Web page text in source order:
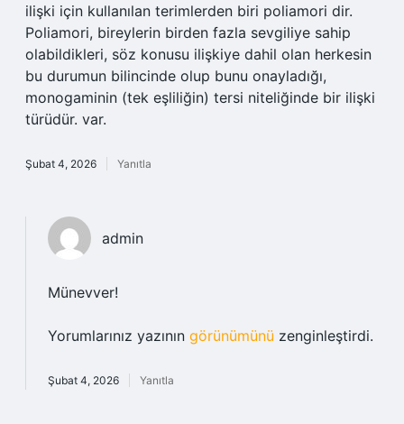
ilişki için kullanılan terimlerden biri poliamori dir.
Poliamori, bireylerin birden fazla sevgiliye sahip
olabildikleri, söz konusu ilişkiye dahil olan herkesin
bu durumun bilincinde olup bunu onayladığı,
monogaminin (tek eşliliğin) tersi niteliğinde bir ilişki
türüdür. var.
Şubat 4, 2026 Yanıtla
admin
Münevver!
Yorumlarınız yazının görünümünü zenginleştirdi.
Şubat 4, 2026 Yanıtla